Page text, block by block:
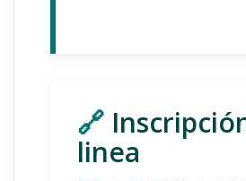
🔗
linea